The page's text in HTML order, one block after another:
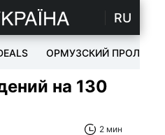
RU
ОРМУЗСКИЙ ПРОЛИВ
на 130
2 мин